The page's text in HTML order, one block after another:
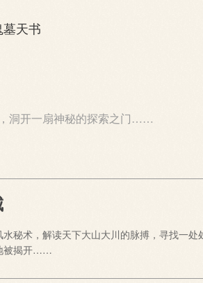
墓天书
洞开一扇神秘的探索之门……
秘术，解读天下大山大川的脉搏，寻找一
被揭开……